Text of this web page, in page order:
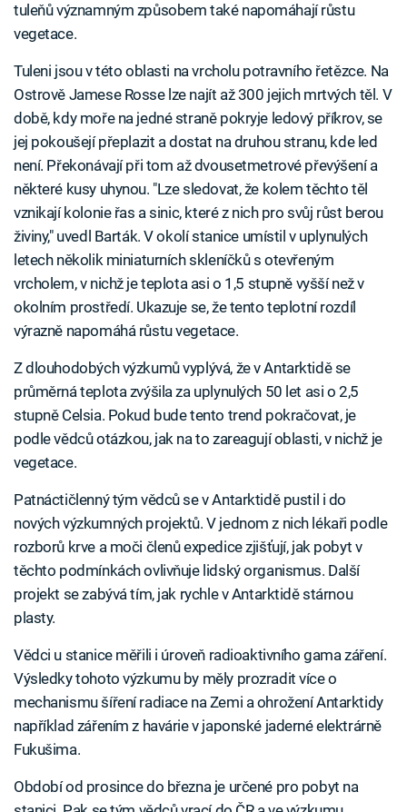
tuleňů významným způsobem také napomáhají růstu
vegetace.
Tuleni jsou v této oblasti na vrcholu potravního řetězce. Na
Ostrově Jamese Rosse lze najít až 300 jejich mrtvých těl. V
době, kdy moře na jedné straně pokryje ledový příkrov, se
jej pokoušejí přeplazit a dostat na druhou stranu, kde led
není. Překonávají při tom až dvousetmetrové převýšení a
některé kusy uhynou. "Lze sledovat, že kolem těchto těl
vznikají kolonie řas a sinic, které z nich pro svůj růst berou
živiny," uvedl Barták. V okolí stanice umístil v uplynulých
letech několik miniaturních skleníčků s otevřeným
vrcholem, v nichž je teplota asi o 1,5 stupně vyšší než v
okolním prostředí. Ukazuje se, že tento teplotní rozdíl
výrazně napomáhá růstu vegetace.
Z dlouhodobých výzkumů vyplývá, že v Antarktidě se
průměrná teplota zvýšila za uplynulých 50 let asi o 2,5
stupně Celsia. Pokud bude tento trend pokračovat, je
podle vědců otázkou, jak na to zareagují oblasti, v nichž je
vegetace.
Patnáctičlenný tým vědců se v Antarktidě pustil i do
nových výzkumných projektů. V jednom z nich lékaři podle
rozborů krve a moči členů expedice zjišťují, jak pobyt v
těchto podmínkách ovlivňuje lidský organismus. Další
projekt se zabývá tím, jak rychle v Antarktidě stárnou
plasty.
Vědci u stanice měřili i úroveň radioaktivního gama záření.
Výsledky tohoto výzkumu by měly prozradit více o
mechanismu šíření radiace na Zemi a ohrožení Antarktidy
například zářením z havárie v japonské jaderné elektrárně
Fukušima.
Období od prosince do března je určené pro pobyt na